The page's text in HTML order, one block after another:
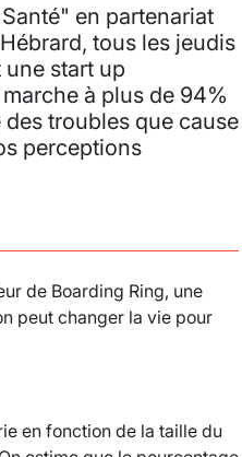
en partenariat
tous les jeudis
start up
à plus de 94%
des troubles que cause
perceptions
de Boarding Ring, une
peut changer la vie pour
en fonction de la taille du